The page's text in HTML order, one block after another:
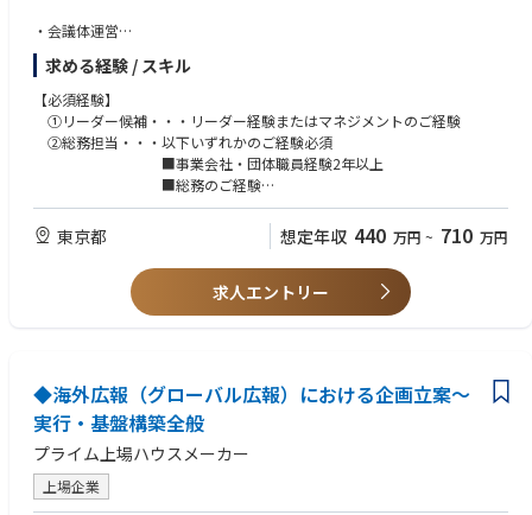
・会議体運営
・許認可（商業登記、宅建業、建設業、警備業）対応
・通信機器関係管理
・事務用品調達 など
求める経験 / スキル
【必須経験】
①リーダー候補・・・リーダー経験またはマネジメントのご経験
②総務担当・・・以下いずれかのご経験必須
■事業会社・団体職員経験2年以上
■総務のご経験
■賃貸管理のご経験（キャリアチェンジ歓迎）
■ホテル本部で運営サポートのご経験（キャリアチェ
ンジ歓迎）
①数百人名規模以上の会社での勤務のご経験
②総務・事務経験者
【歓迎資格 】
宅地建物取引士
東京都 想定年収 440 万円 ~ 710 万円
求人エントリー
◆海外広報（グローバル広報）における企画立案～
実行・基盤構築全般
プライム上場ハウスメーカー
上場企業